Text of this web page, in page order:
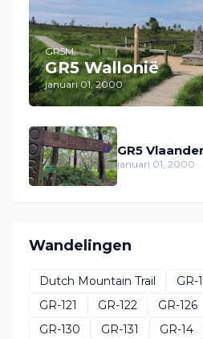
GR5M
GR5 Wallonië
januari 01, 2000
GR5
januari 01, 2000
Wandelingen
Dutch Mountain Trail GR-
GR-121
GR-122 GR-126
GR-130
GR-131 GR-14